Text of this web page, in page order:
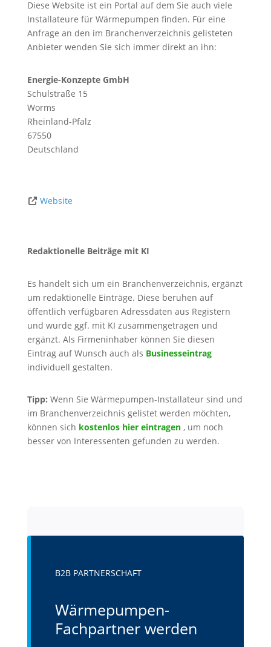
Diese Website ist ein Portal auf dem Sie auch viele
Installateure für Wärmepumpen finden. Für eine
Anfrage an den im Branchenverzeichnis gelisteten
Anbieter wenden Sie sich immer direkt an ihn:
Energie-Konzepte GmbH
Schulstraße 15
Worms
Rheinland-Pfalz
67550
Deutschland
Website
Redaktionelle Beiträge mit KI
Es handelt sich um ein Branchenverzeichnis, ergänzt
um redaktionelle Einträge. Diese beruhen auf
öffentlich verfügbaren Adressdaten aus Registern
und wurde ggf. mit KI zusammengetragen und
ergänzt. Als Firmeninhaber können Sie diesen
Eintrag auf Wunsch auch als Businesseintrag
individuell gestalten.
Tipp: Wenn Sie Wärmepumpen-Installateur sind und
im Branchenverzeichnis gelistet werden möchten,
können sich kostenlos hier eintragen, um noch
besser von Interessenten gefunden zu werden.
B2B PARTNERSCHAFT
Wärmepumpen-
Fachpartner werden